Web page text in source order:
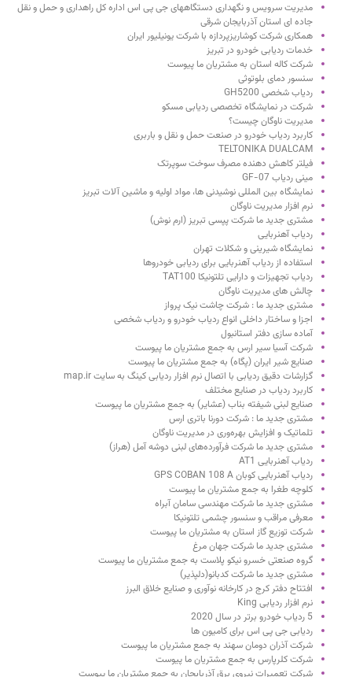
مدیریت سرویس و نگهداری دستگاههای جی پی اس اداره کل راهداری و حمل و نقل
جاده ای استان آذربایجان شرقی
همکاری شرکت کوشاریزپردازه با شرکت یونیلیور ایران
خدمات ردیابی خودرو در تبریز
شرکت کاله استان به مشتریان ما پیوست
سنسور دمای بلوتوثی
ردیاب شخصی GH5200
شرکت در نمایشگاه تخصصی ردیابی مسکو
مدیریت ناوگان چیست؟
کاربرد ردیاب خودرو در صنعت حمل و نقل و باربری
TELTONIKA DUALCAM
فیلتر کاهش دهنده مصرف سوخت سوپرتک
مینی ردیاب GF-07
نمایشگاه بین المللی نوشیدنی ها، مواد اولیه و ماشین آلات تبریز
نرم افزار مدیریت ناوگان
مشتری جدید ما شرکت پپسی تبریز (ارم نوش)
ردیاب آهنربایی
نمایشگاه شیرینی و شکلات تهران
استفاده از ردیاب آهنربایی برای ردیابی خودروها
ردیاب تجهیزات و دارایی تلتونیکا TAT100
چالش های مدیریت ناوگان
مشتری جدید ما : شرکت چاشت نیک پرواز
اجزا و ساختار داخلی انواع ردیاب خودرو و ردیاب شخصی
آماده سازی دفتر استانبول
شرکت آسیا سیر ارس به جمع مشتریان ما پیوست
صنایع شیر ایران (پگاه) به جمع مشتریان ما پیوست
گزارشات دقیق ردیابی با اتصال نرم افزار ردیابی کینگ به سایت map.ir
کاربرد ردیاب در صنایع مختلف
صنایع لبنی شیفته بناب (عشایر) به جمع مشتریان ما پیوست
مشتری جدید ما : شرکت دورنا باتری ارس
تلماتیک و افزایش بهره‌وری در مدیریت ناوگان
مشتری جدید ما شرکت فرآورده‌های لبنی دوشه آمل (هراز)
ردیاب آهنربایی AT1
ردیاب آهنربایی کوبان GPS COBAN 108 A
کلوچه طغرا به جمع مشتریان ما پیوست
مشتری جدید ما شرکت مهندسی سامان آبراه
معرفی مراقب و سنسور چشمی تلتونیکا
شرکت توزیع گاز استان به مشتریان ما پیوست
مشتری جدید ما شرکت جهان مرغ
گروه صنعتی خسرو نیکو پلاست به جمع مشتریان ما پیوست
مشتری جدید ما شرکت کدبانو(دلپذیر)
افتتاح دفتر کرج در کارخانه نوآوری و صنایع خلاق البرز
نرم افزار ردیابی King
5 ردیاب خودرو برتر در سال 2020
ردیابی جی پی اس برای کامیون ها
شرکت آذران دومان سهند به جمع مشتریان ما پیوست
شرکت کلرپارس به جمع مشتریان ما پیوست
شرکت تعمیرات نیروی برق آذربایجان به جمع مشتریان ما پیوست